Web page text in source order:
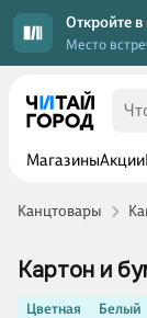
Откройте
Место
МагазиныАкции
Канцтовары
Картон и
Цветная
Белый